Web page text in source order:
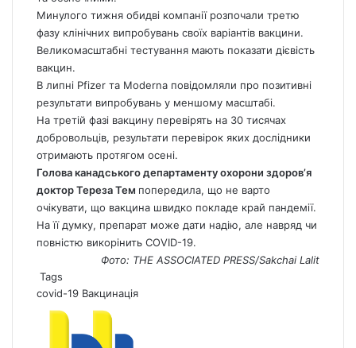
Минулого тижня обидві компанії розпочали третю
фазу клінічних випробувань своїх варіантів вакцини.
Великомасштабні тестування мають показати дієвість
вакцин.
В липні Pfizer та Moderna повідомляли про позитивні
результати випробувань у меншому масштабі.
На третій фазі вакцину перевірять на 30 тисячах
добровольців, результати перевірок яких дослідники
отримають протягом осені.
Голова канадського департаменту охорони здоров’я
доктор Тереза Тем попередила, що не варто
очікувати, що вакцина швидко покладе край пандемії.
На її думку, препарат може дати надію, але навряд чи
повністю викорінить СOVID-19.
Фото: THE ASSOCIATED PRESS/Sakchai Lalit
Tags
covid-19 Вакцинація